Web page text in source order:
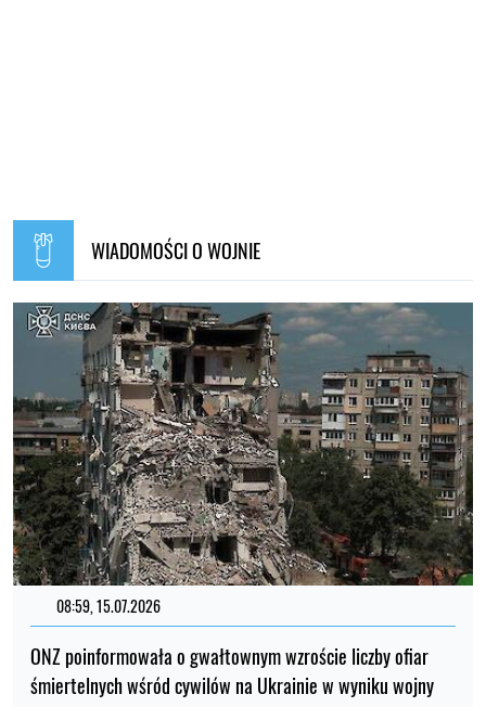
WIADOMOŚCI O WOJNIE
08:59, 15.07.2026
ONZ poinformowała o gwałtownym wzroście liczby ofiar
śmiertelnych wśród cywilów na Ukrainie w wyniku wojny